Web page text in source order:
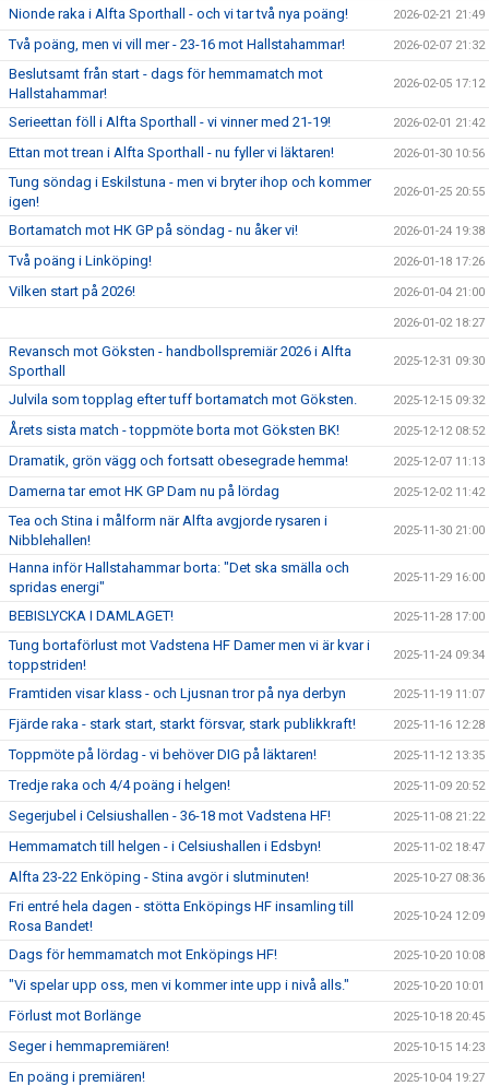
Nionde raka i Alfta Sporthall - och vi tar två nya poäng! 2026-02-21 21:49
Två poäng, men vi vill mer - 23-16 mot Hallstahammar! 2026-02-07 21:32
Beslutsamt från start - dags för hemmamatch mot
Hallstahammar!
2026-02-05 17:12
Serieettan föll i Alfta Sporthall - vi vinner med 21-19! 2026-02-01 21:42
Ettan mot trean i Alfta Sporthall - nu fyller vi läktaren! 2026-01-30 10:56
Tung söndag i Eskilstuna - men vi bryter ihop och kommer
igen!
2026-01-25 20:55
Bortamatch mot HK GP på söndag - nu åker vi! 2026-01-24 19:38
Två poäng i Linköping! 2026-01-18 17:26
Vilken start på 2026! 2026-01-04 21:00
2026-01-02 18:27
Revansch mot Göksten - handbollspremiär 2026 i Alfta
Sporthall
2025-12-31 09:30
Julvila som topplag efter tuff bortamatch mot Göksten. 2025-12-15 09:32
Årets sista match - toppmöte borta mot Göksten BK! 2025-12-12 08:52
Dramatik, grön vägg och fortsatt obesegrade hemma! 2025-12-07 11:13
Damerna tar emot HK GP Dam nu på lördag 2025-12-02 11:42
Tea och Stina i målform när Alfta avgjorde rysaren i
Nibblehallen!
2025-11-30 21:00
Hanna inför Hallstahammar borta: "Det ska smälla och
spridas energi"
2025-11-29 16:00
BEBISLYCKA I DAMLAGET! 2025-11-28 17:00
Tung bortaförlust mot Vadstena HF Damer men vi är kvar i
toppstriden!
2025-11-24 09:34
Framtiden visar klass - och Ljusnan tror på nya derbyn 2025-11-19 11:07
Fjärde raka - stark start, starkt försvar, stark publikkraft! 2025-11-16 12:28
Toppmöte på lördag - vi behöver DIG på läktaren! 2025-11-12 13:35
Tredje raka och 4/4 poäng i helgen! 2025-11-09 20:52
Segerjubel i Celsiushallen - 36-18 mot Vadstena HF! 2025-11-08 21:22
Hemmamatch till helgen - i Celsiushallen i Edsbyn! 2025-11-02 18:47
Alfta 23-22 Enköping - Stina avgör i slutminuten! 2025-10-27 08:36
Fri entré hela dagen - stötta Enköpings HF insamling till
Rosa Bandet!
2025-10-24 12:09
Dags för hemmamatch mot Enköpings HF! 2025-10-20 10:08
"Vi spelar upp oss, men vi kommer inte upp i nivå alls." 2025-10-20 10:01
Förlust mot Borlänge 2025-10-18 20:45
Seger i hemmapremiären! 2025-10-15 14:23
En poäng i premiären! 2025-10-04 19:27